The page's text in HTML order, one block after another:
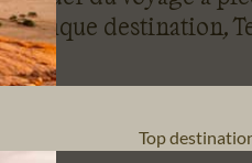
chaque destination,
Top